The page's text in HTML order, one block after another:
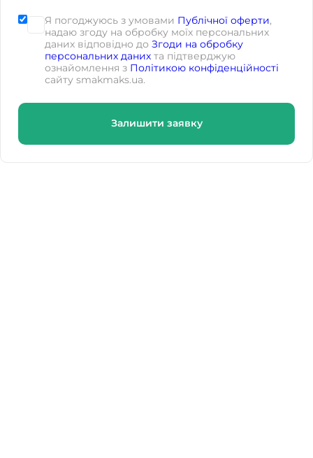
Я погоджуюсь з умовами Публічної оферти,
надаю згоду на обробку моїх персональних
даних відповідно до Згоди на обробку
персональних даних та підтверджую
ознайомлення з Політикою конфіденційності
сайту smakmaks.ua.
Залишити заявку